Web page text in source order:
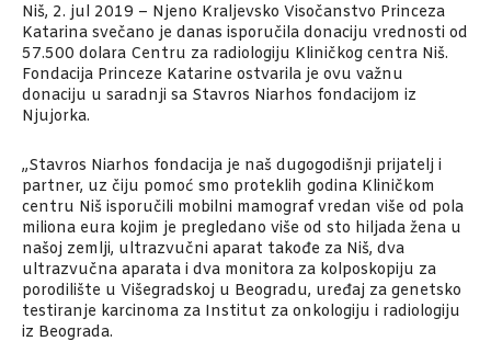
Niš, 2. jul 2019 – Njeno Kraljevsko Visočanstvo Princeza
Katarina svečano je danas isporučila donaciju vrednosti od
57.500 dolara Centru za radiologiju Kliničkog centra Niš.
Fondacija Princeze Katarine ostvarila je ovu važnu
donaciju u saradnji sa Stavros Niarhos fondacijom iz
Njujorka.
„Stavros Niarhos fondacija je naš dugogodišnji prijatelj i
partner, uz čiju pomoć smo proteklih godina Kliničkom
centru Niš isporučili mobilni mamograf vredan više od pola
miliona eura kojim je pregledano više od sto hiljada žena u
našoj zemlji, ultrazvučni aparat takođe za Niš, dva
ultrazvučna aparata i dva monitora za kolposkopiju za
porodilište u Višegradskoj u Beogradu, uređaj za genetsko
testiranje karcinoma za Institut za onkologiju i radiologiju
iz Beograda.